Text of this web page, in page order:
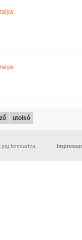
utolsó
fenntartva.